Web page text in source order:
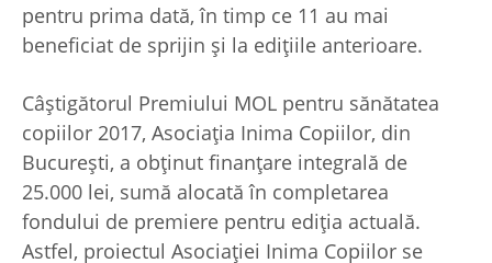
pentru prima dată, în timp ce 11 au mai
beneficiat de sprijin și la edițiile anterioare.
Câștigătorul Premiului MOL pentru sănătatea
copiilor 2017, Asociația Inima Copiilor, din
București, a obținut finanțare integrală de
25.000 lei, sumă alocată în completarea
fondului de premiere pentru ediția actuală.
Astfel, proiectul Asociației Inima Copiilor se